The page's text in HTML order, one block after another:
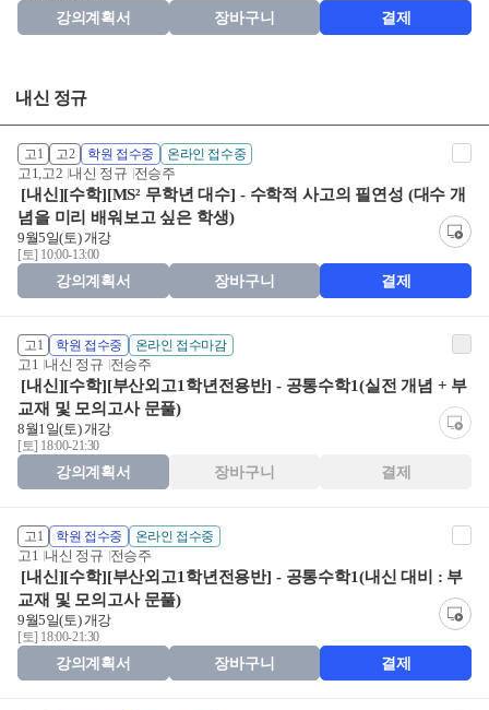
강의계획서 장바구니 결제
내신 정규
고1 고2 학원 접수중 온라인 접수중
고1,고2 내신 정규 전승주
[내신][수학][MS² 무학년 대수] - 수학적 사고의 필연성 (대수 개
념을 미리 배워보고 싶은 학생)
9월5일(토) 개강
[토] 10:00-13:00
강의계획서 장바구니 결제
고1 학원 접수중 온라인 접수마감
고1 내신 정규 전승주
[내신][수학][부산외고1학년전용반] - 공통수학1(실전 개념 + 부
교재 및 모의고사 문풀)
8월1일(토) 개강
[토] 18:00-21:30
강의계획서 장바구니 결제
고1 학원 접수중 온라인 접수중
고1 내신 정규 전승주
[내신][수학][부산외고1학년전용반] - 공통수학1(내신 대비 : 부
교재 및 모의고사 문풀)
9월5일(토) 개강
[토] 18:00-21:30
강의계획서 장바구니 결제